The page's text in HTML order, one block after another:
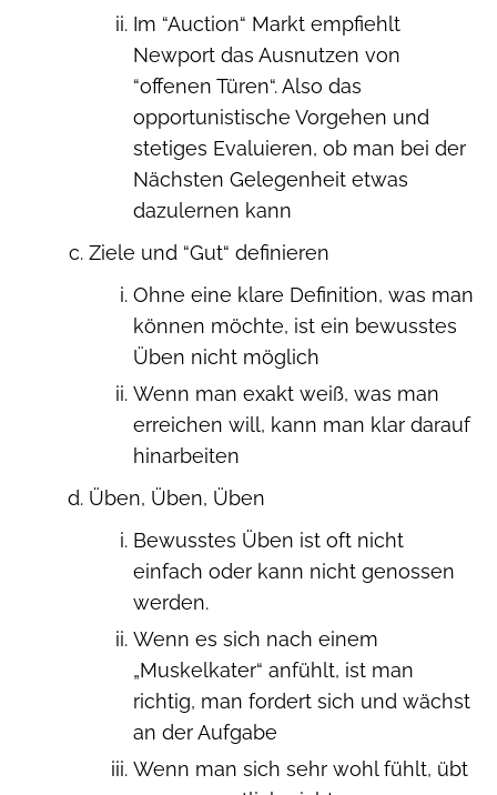
Im “Auction“ Markt empfiehlt
Newport das Ausnutzen von
“offenen Türen“. Also das
opportunistische Vorgehen und
stetiges Evaluieren, ob man bei der
Nächsten Gelegenheit etwas
dazulernen kann
Ziele und “Gut“ definieren
Ohne eine klare Definition, was man
können möchte, ist ein bewusstes
Üben nicht möglich
Wenn man exakt weiß, was man
erreichen will, kann man klar darauf
hinarbeiten
Üben, Üben, Üben
Bewusstes Üben ist oft nicht
einfach oder kann nicht genossen
werden.
Wenn es sich nach einem
„Muskelkater“ anfühlt, ist man
richtig, man fordert sich und wächst
an der Aufgabe
Wenn man sich sehr wohl fühlt, übt